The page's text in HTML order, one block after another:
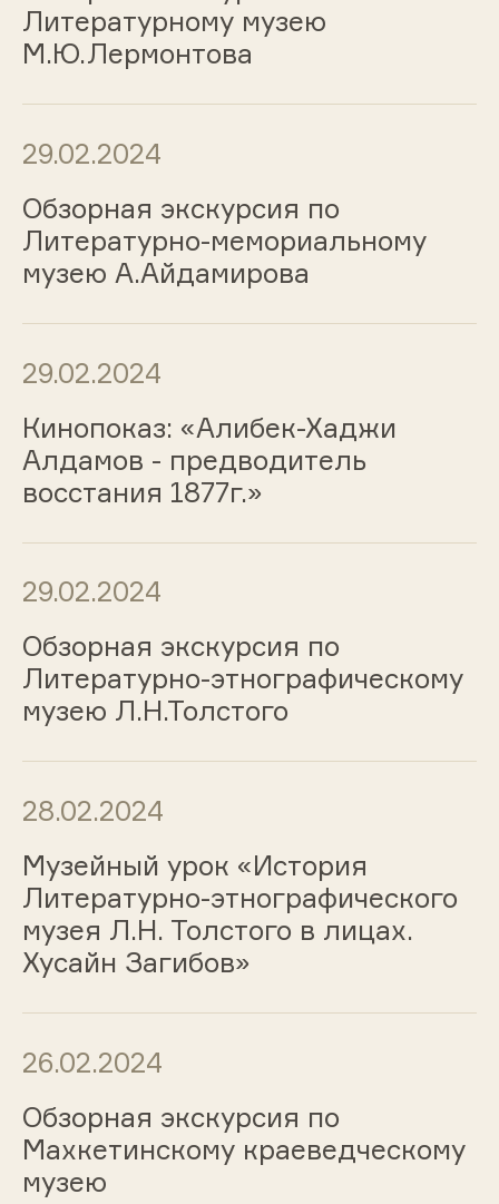
Литературному музею
М.Ю.Лермонтова
29.02.2024
Обзорная экскурсия по
Литературно-мемориальному
музею А.Айдамирова
29.02.2024
Кинопоказ: «Алибек-Хаджи
Алдамов - предводитель
восстания 1877г.»
29.02.2024
Обзорная экскурсия по
Литературно-этнографическому
музею Л.Н.Толстого
28.02.2024
Музейный урок «История
Литературно-этнографического
музея Л.Н. Толстого в лицах.
Хусайн Загибов»
26.02.2024
Обзорная экскурсия по
Махкетинскому краеведческому
музею